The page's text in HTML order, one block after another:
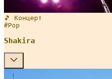
🎵 Концерт
#Pop
Shakira